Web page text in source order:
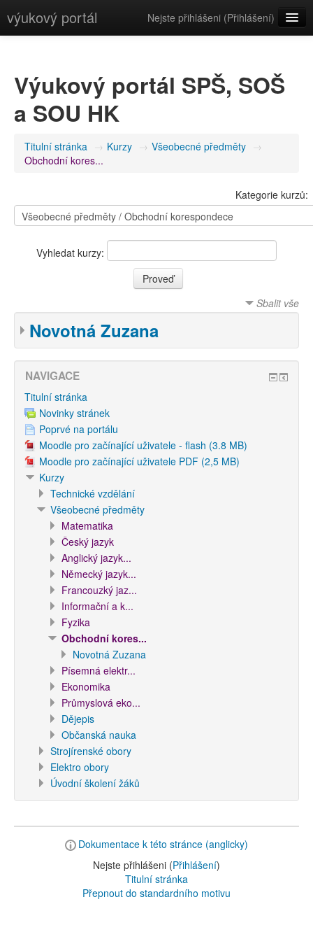
výukový portál Nejste přihlášeni (Přihlášení)
Výukový portál SPŠ, SOŠ
a SOU HK
Titulní stránka → Kurzy → Všeobecné předměty →
Obchodní kores...
Kategorie kurzů:
Vyhledat kurzy:
Sbalit vše
Novotná Zuzana
NAVIGACE
Titulní stránka
Novinky stránek
Poprvé na portálu
Moodle pro začínající uživatele - flash (3.8 MB)
Moodle pro začínající uživatele PDF (2,5 MB)
Kurzy
Technické vzdělání
Všeobecné předměty
Matematika
Český jazyk
Anglický jazyk...
Německý jazyk...
Francouzký jaz...
Informační a k...
Fyzika
Obchodní kores...
Novotná Zuzana
Písemná elektr...
Ekonomika
Průmyslová eko...
Dějepis
Občanská nauka
Strojírenské obory
Elektro obory
Úvodní školení žáků
Dokumentace k této stránce (anglicky)
Nejste přihlášeni (Přihlášení)
Titulní stránka
Přepnout do standardního motivu